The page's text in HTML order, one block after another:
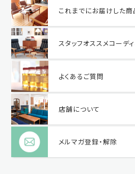
これまでにお届けした商
スタッフオススメコーデ
よくあるご質問
店舗について
メルマガ登録・解除